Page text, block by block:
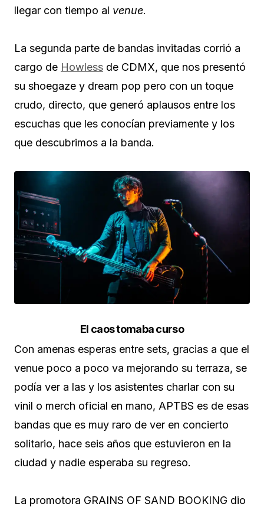
llegar con tiempo al venue.
La segunda parte de bandas invitadas corrió a
cargo de Howless de CDMX, que nos presentó
su shoegaze y dream pop pero con un toque
crudo, directo, que generó aplausos entre los
escuchas que les conocían previamente y los
que descubrimos a la banda.
El caos tomaba curso
Con amenas esperas entre sets, gracias a que el
venue poco a poco va mejorando su terraza, se
podía ver a las y los asistentes charlar con su
vinil o merch oficial en mano, APTBS es de esas
bandas que es muy raro de ver en concierto
solitario, hace seis años que estuvieron en la
ciudad y nadie esperaba su regreso.
La promotora GRAINS OF SAND BOOKING dio